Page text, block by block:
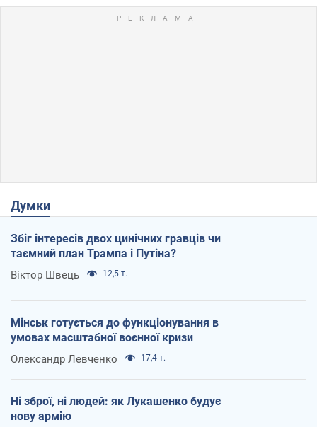
Думки
Збіг інтересів двох цинічних гравців чи
таємний план Трампа і Путіна?
Віктор Швець 12,5 т.
Мінськ готується до функціонування в
умовах масштабної воєнної кризи
Олександр Левченко 17,4 т.
Ні зброї, ні людей: як Лукашенко будує
нову армію